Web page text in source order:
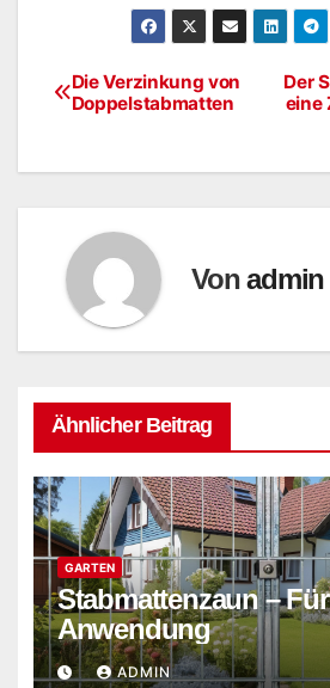
Der
eine
Die Verzinkung von
Doppelstabmatten
Vonadmin
Ähnlicher Beitrag
GARTEN
Stabmattenzaun –
Anwendung
ADMIN